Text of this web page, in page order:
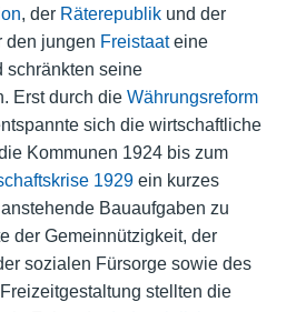
, der Räterepublikund der
den jungen Freistaateine
schränkten seine
Erst durch die Währungsreform
sich die wirtschaftliche
Kommunen 1924 bis zum
1929ein kurzes
Bauaufgaben zu
der Gemeinnützigkeit, der
sozialen Fürsorge sowie des
stellten die